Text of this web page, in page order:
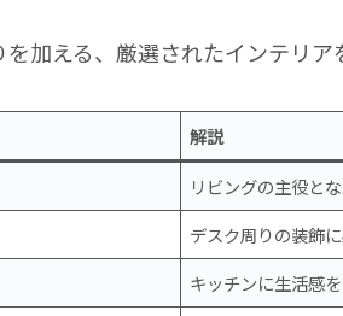
加える、厳選されたインテリア
解説
リビングの主役と
デスク周りの装飾
キッチンに生活感